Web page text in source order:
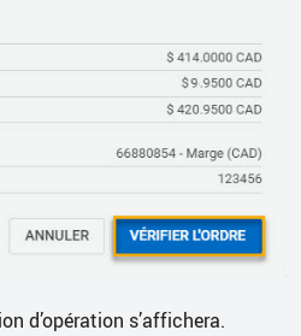
d’opération s’affichera.